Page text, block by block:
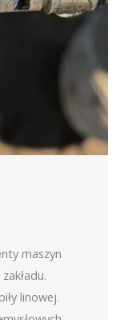
maszyn
linowej.